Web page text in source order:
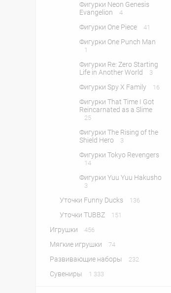
Фигурки Neon Genesis
Evangelion
4
Фигурки One Piece 41
Фигурки One Punch Man
1
Фигурки Re: Zero Starting
Life in Another World
3
Фигурки Spy X Family 16
Фигурки That Time I Got
Reincarnated as a Slime
25
Фигурки The Rising of the
Shield Hero
3
Фигурки Tokyo Revengers
14
Фигурки Yuu Yuu Hakusho
3
Уточки Funny Ducks 136
Уточки TUBBZ 151
Игрушки 456
Мягкие игрушки 74
Развивающие наборы 232
Сувениры 1 333